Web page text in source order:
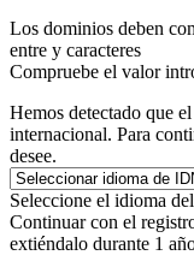
Los dominios deben
entre y caracteres
Compruebe el valor
Hemos detectado que
internacional. Para
desee.
Seleccione el idioma
Continuar con el
extiéndalo durante 1